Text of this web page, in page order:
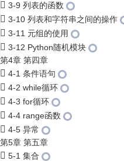
3-9 列表的函数
3-10 列表和字符串之间的操作
3-11 元组的使用
3-12 Python随机模块
第4章 第四章
4-1 条件语句
4-2 while循环
4-3 for循环
4-4 range函数
4-5 异常
第5章 第五章
5-1 集合